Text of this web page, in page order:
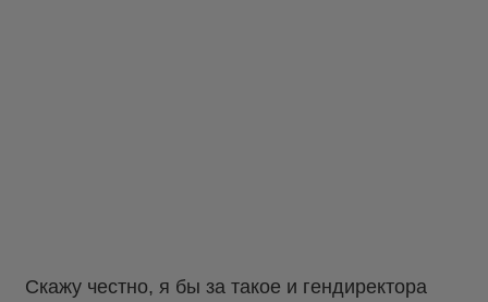
Скажу честно, я бы за такое и гендиректора